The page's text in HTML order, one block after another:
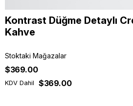
Kontrast Düğme Detaylı
Kahve
Stoktaki Mağazalar
$369.00
KDV Dahil $369.00